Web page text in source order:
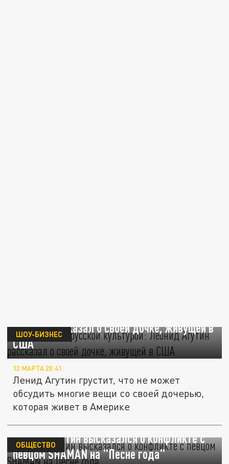
Агутин рассказал о своей дочке, живущей в
США
ШОУ-БИЗНЕС
12 МАРТА 20:41
Ленид Агутин грустит, что не может
обсудить многие вещи со своей дочерью,
которая живет в Америке
Леонид Агутин высказался о конфликте с
певцом SHAMAN на "Песне года"
ОБЩЕСТВО